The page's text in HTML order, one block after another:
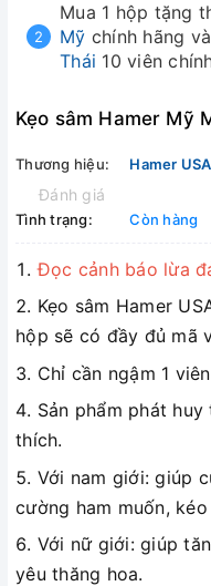
Mua 1 hộp tặng
Mỹ chính hãng
Thái 10 viên
Kẹo sâm Hamer Mỹ
Thương hiệu: Hamer USA
Đánh giá
Tình trạng: Còn hàng
Đọc cảnh báo lừa
Kẹo sâm Hamer
hộp sẽ có đầy đủ mã
Chỉ cần ngậm 1
Sản phẩm phát
thích.
Với nam giới: giúp
cường ham muốn,
Với nữ giới: giúp
yêu thăng hoa.